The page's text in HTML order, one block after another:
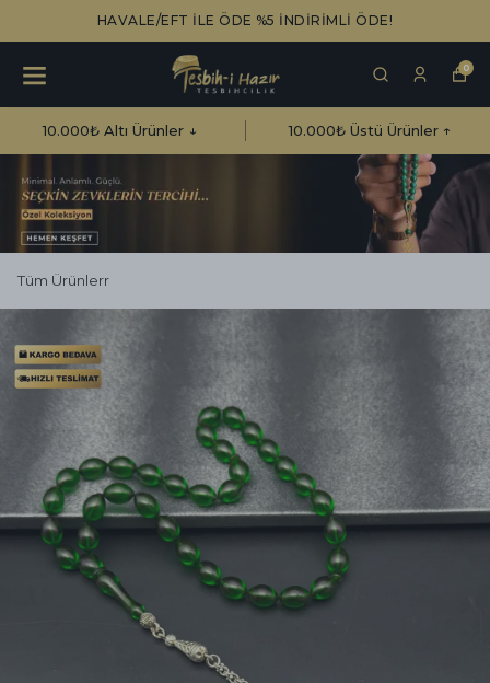
HAVALE/EFT İLE ÖDE %5 İNDİRİMLİ ÖDE!
0
10.000₺ Altı Ürünler ↓ 10.000₺ Üstü Ürünler ↑
Tüm Ürünlerr